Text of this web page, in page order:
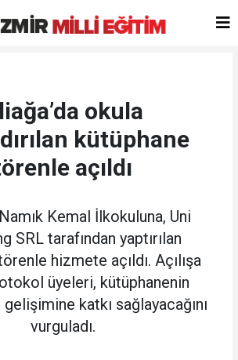
okula
kütüphane
açıldı
Kemal İlkokuluna, Uni
SRL tarafından yaptırılan
hizmete açıldı. Açılışa
üyeleri, kütüphanenin
katkı sağlayacağını
vurguladı.